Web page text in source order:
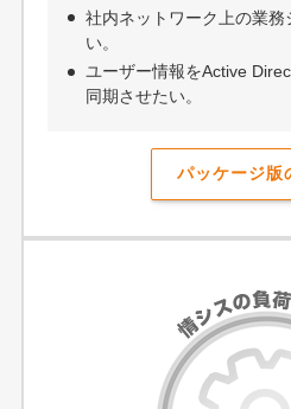
社内ネットワーク上の業務
い。
ユーザー情報をActive
同期させたい。
パッケージ版